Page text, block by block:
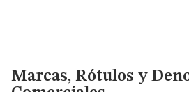
Marcas, Rótulos y
Marcas, Rótulos y